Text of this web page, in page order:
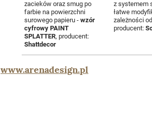
zacieków oraz smug po
farbie na powierzchni
surowego papieru - wzór
cyfrowy PAINT
SPLATTER, producent:
Shattdecor
z systemem
łatwe
zależności
producent:
www.arenadesign.pl